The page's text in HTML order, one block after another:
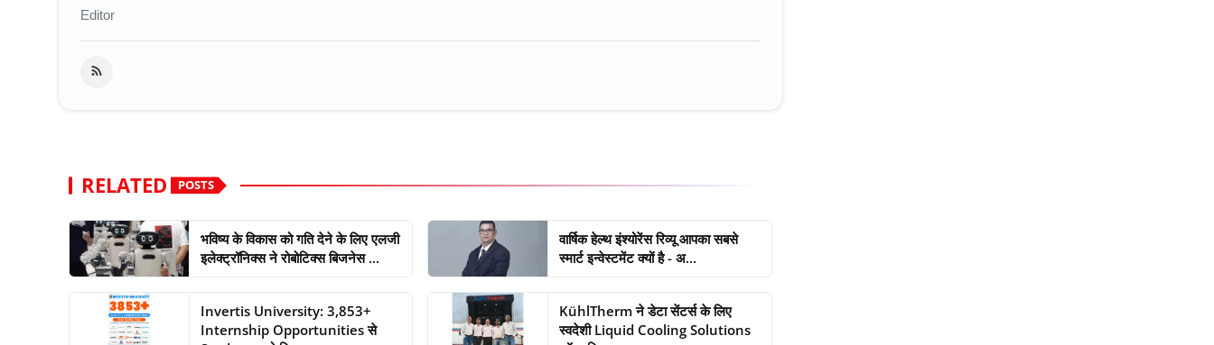
Editor
RELATED POSTS
भविष्य के विकास को गति देने के लिए एलजी
इलेक्ट्रॉनिक्स ने रोबोटिक्स बिजनेस ...
वार्षिक हेल्थ इंश्योरेंस रिव्यू आपका सबसे
स्मार्ट इन्वेस्टमेंट क्यों है - अ...
Invertis University: 3,853+
Internship Opportunities से
KühlTherm ने डेटा सेंटर्स के लिए
स्वदेशी Liquid Cooling Solutions